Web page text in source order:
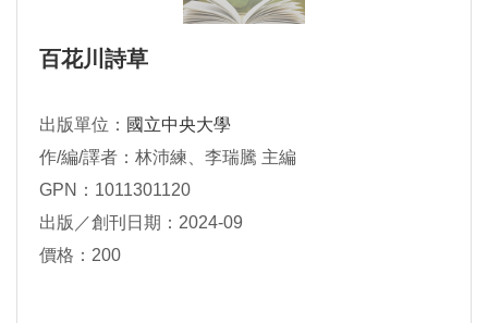
百花川詩草
出版單位： 國立中央大學
作/編/譯者：林沛練、李瑞騰 主編
GPN：1011301120
出版／創刊日期：2024-09
價格：200